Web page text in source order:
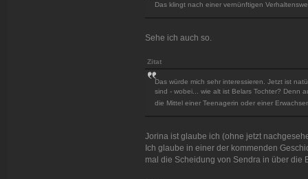
Das klingt nach einer vernünftigen
Sehe ich auch so.
Zitat
Das würde mich sehr interessieren. Jetzt ist
sind - wobei... wie alt ist Belars Tochter? Denn
die Mittel einer Teenagerin oder einer
Jorina ist glaube ich (ohne jetzt
Ich glaube in einer der kommenden
mal die Scheidung von Sendra in über die